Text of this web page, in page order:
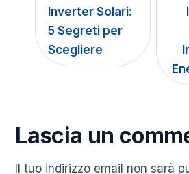
Inverter Solari:
5 Segreti per
Scegliere
Lascia un
Il tuo indirizzo email non sarà